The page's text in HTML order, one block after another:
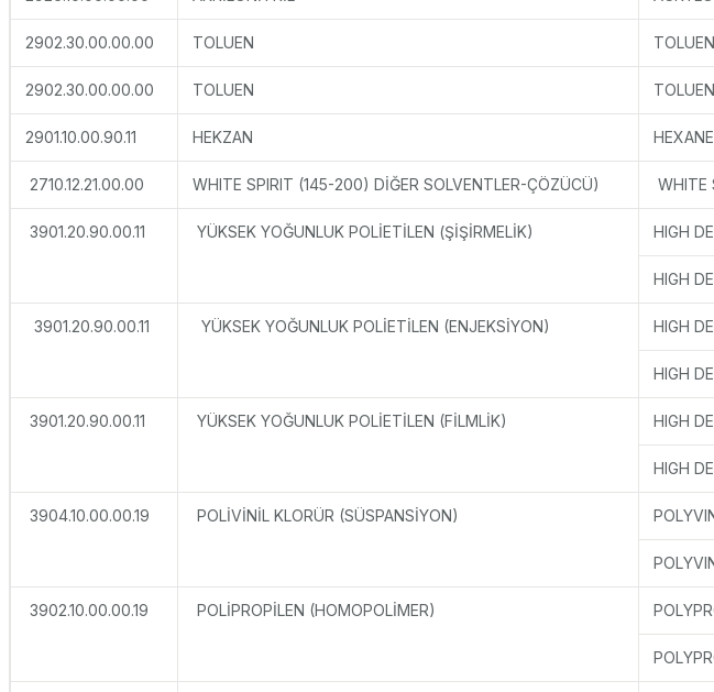
2902.30.00.00.00 TOLUEN
2902.30.00.00.00 TOLUEN
2901.10.00.90.11 HEKZAN
2710.12.21.00.00 WHITE SPIRIT (145-200) DİĞER SOLVENTLER-ÇÖZÜCÜ) WHITE
3901.20.90.00.11 YÜKSEK YOĞUNLUK POLİETİLEN (ŞİŞİRMELİK) HIGH
HIGH
3901.20.90.00.11 YÜKSEK YOĞUNLUK POLİETİLEN (ENJEKSİYON) HIGH
HIGH
3901.20.90.00.11 YÜKSEK YOĞUNLUK POLİETİLEN (FİLMLİK) HIGH
HIGH
3904.10.00.00.19 POLİVİNİL KLORÜR (SÜSPANSİYON)
3902.10.00.00.19 POLİPROPİLEN (HOMOPOLİMER)